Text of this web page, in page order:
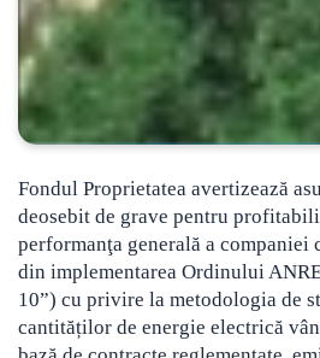
Fondul Proprietatea avertizează
deosebit de grave pentru
performanţa generală a companiei
din implementarea Ordinului
10”) cu privire la metodologia de
cantităților de energie electrică